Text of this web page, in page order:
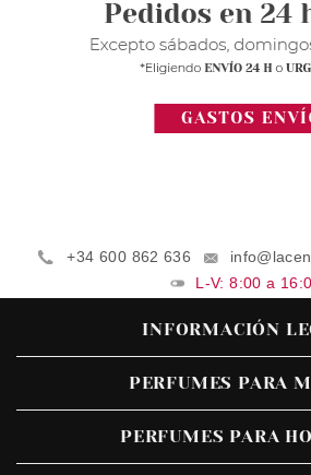
+34 600 862 636
L-V: 8:00 a
INFORMACIÓN
PERFUMES PARA
PERFUMES PARA